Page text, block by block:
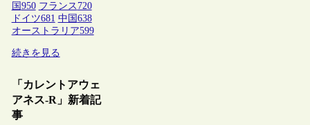
国 950 フランス 720
ドイツ681 中国 638
オーストラリア599
続きを見る
「カレントアウェ
アネス-R」新着記
事